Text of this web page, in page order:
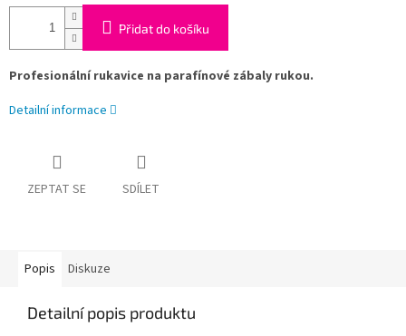
Přidat do košíku
Profesionální rukavice na parafínové zábaly rukou.
Detailní informace
ZEPTAT SE SDÍLET
Popis Diskuze
Detailní popis produktu